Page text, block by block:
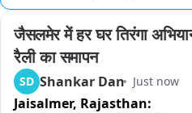
जैसलमेर में हर घर तिरंगा
रैली का समापन
SD Shankar Dan Just now
Jaisalmer, Rajasthan: